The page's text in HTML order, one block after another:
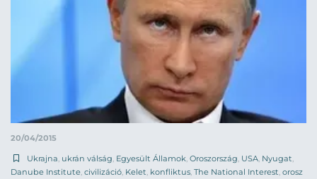
20/04/2015
Ukrajna ukrán válság Egyesült Államok Oroszország USA Nyugat
Danube Institute civilizáció Kelet konfliktus The National Interest orosz